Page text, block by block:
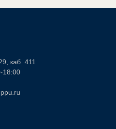
каб. 411
18:00